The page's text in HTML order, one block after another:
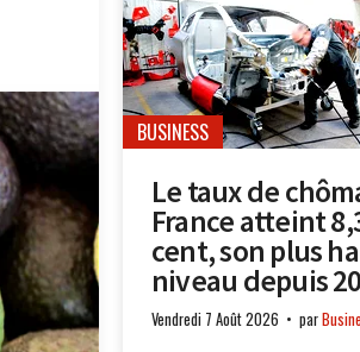
BUSINESS
Le taux de
France atteint
cent, son plus
niveau depuis
Vendredi 7 Août 2026 par